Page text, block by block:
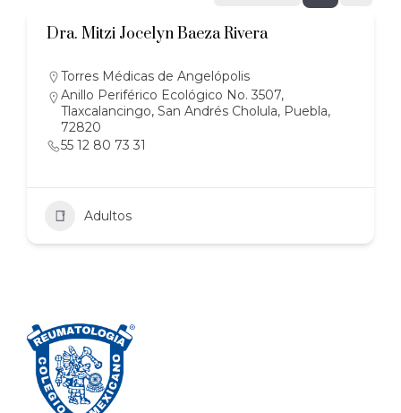
Dra. Mitzi Jocelyn Baeza Rivera
Torres Médicas de Angelópolis
Anillo Periférico Ecológico No. 3507,
Tlaxcalancingo, San Andrés Cholula, Puebla,
72820
55 12 80 73 31
Adultos